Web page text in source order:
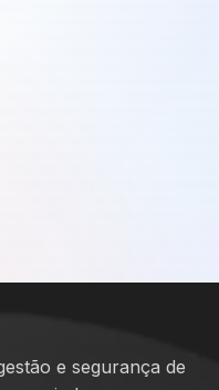
e segurança de